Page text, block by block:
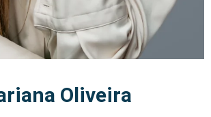
Oliveira